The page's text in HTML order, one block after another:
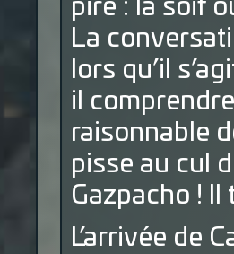
pire : la soif
La
lors qu’il
il
raisonnable
pisse au cul
Gazpacho ! Il
L’arrivée de